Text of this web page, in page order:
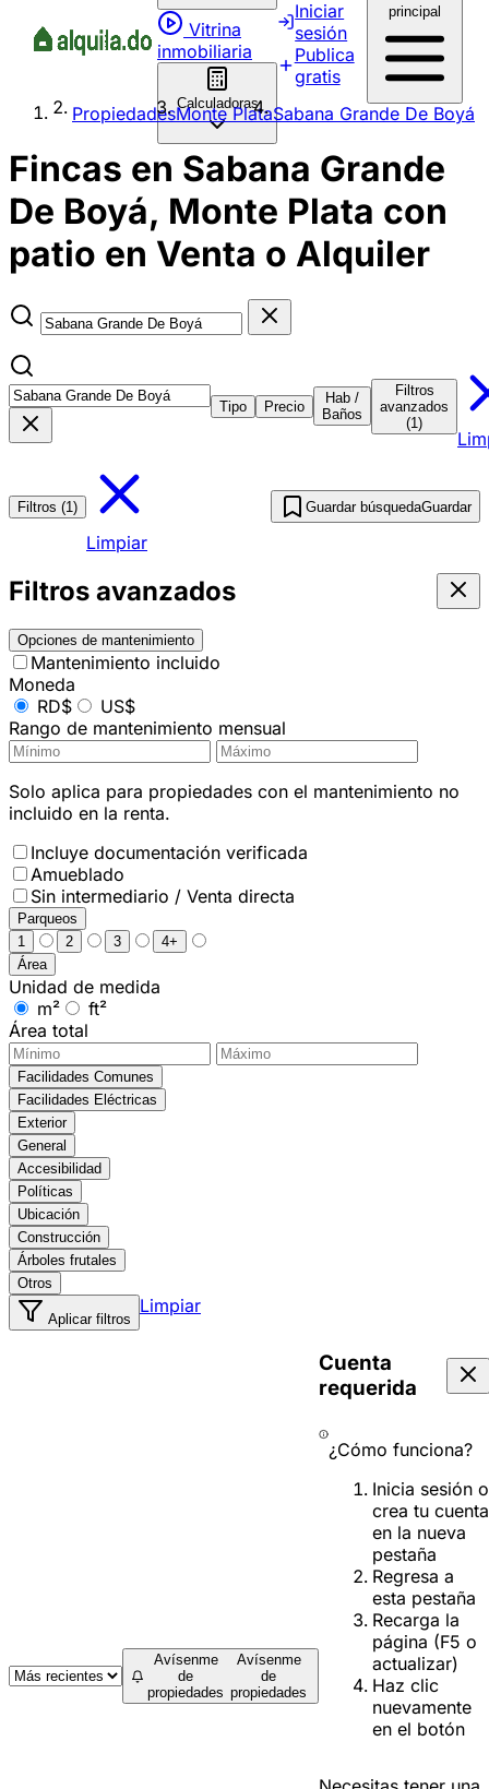
Vitrina
inmobiliaria
Calculadoras
Iniciar
sesión
Publica
gratis
principal
PropiedadesMonte PlataSabana Grande De Boyá
Fincas en Sabana Grande
De Boyá, Monte Plata con
patio en Venta o Alquiler
Tipo Precio
Hab /
Baños
Filtros
avanzados
(1)
Filtros (1)
Limpiar
Guardar búsquedaGuardar
Filtros avanzados
Opciones de mantenimiento
Mantenimiento incluido
Moneda
RD$
US$
Rango de mantenimiento mensual
Solo aplica para propiedades con el mantenimiento no
incluido en la renta.
Incluye documentación verificada
Amueblado
Sin intermediario / Venta directa
Parqueos
1
2 3
4+
Área
Unidad de medida
m²
ft²
Área total
Facilidades Comunes
Facilidades Eléctricas
Exterior
General
Accesibilidad
Políticas
Ubicación
Construcción
Árboles frutales
Otros
Aplicar filtros
Limpiar
Avísenme
de
propiedades
Avísenme
de
propiedades
Cuenta
requerida
¿Cómo funciona?
Inicia sesión o
crea tu cuenta
en la nueva
pestaña
Regresa a
esta pestaña
Recarga la
página (F5 o
actualizar)
Haz clic
nuevamente
en el botón